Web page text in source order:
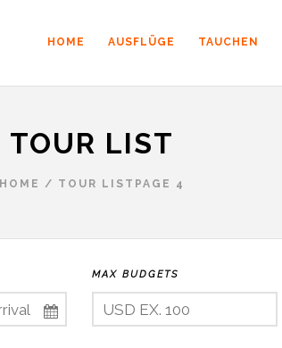
HOME AUSFLÜGE TAUCHEN
TOUR LIST
HOME / TOUR LIST PAGE 4
MAX BUDGETS